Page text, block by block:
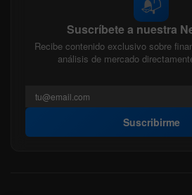
Suscríbete a nuestra
Recibe contenido exclusivo sobre
análisis de mercado
Suscribirme